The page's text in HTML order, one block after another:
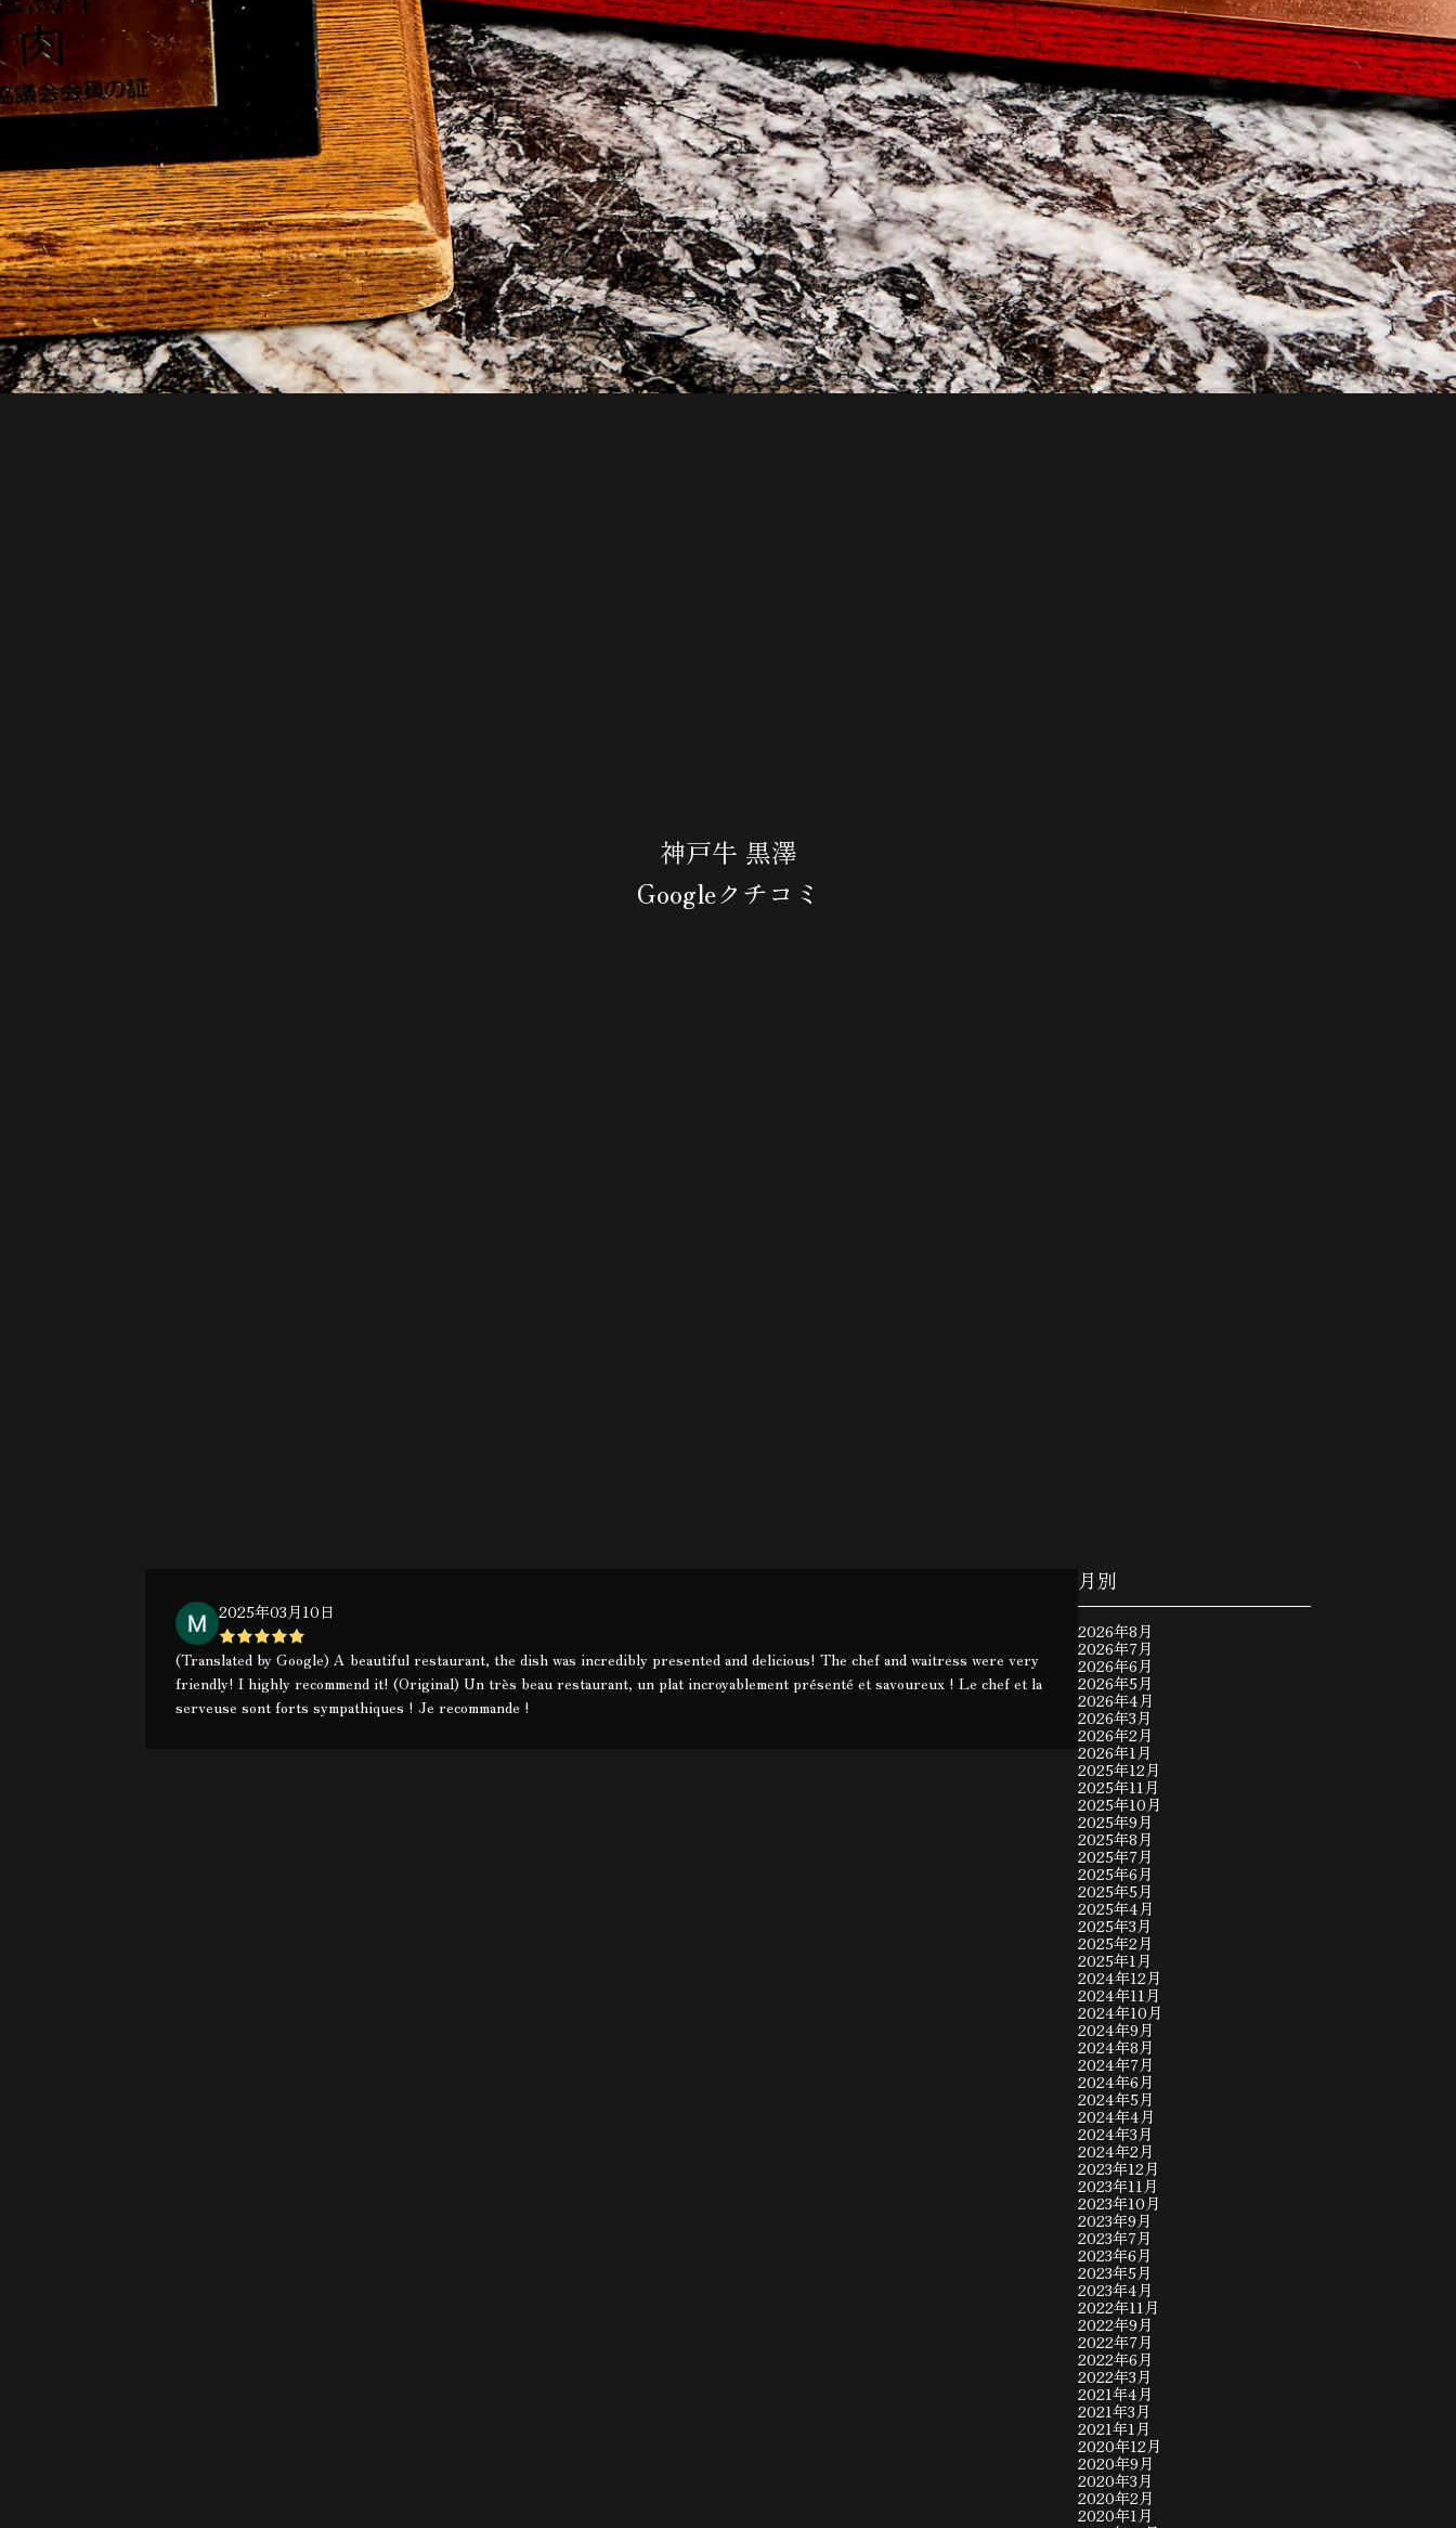
神戸牛 黒澤
Googleクチコミ
2025年03月10日
(Translated by Google) A beautiful restaurant, the dish was incredibly presented and delicious! The chef and waitress were very
friendly! I highly recommend it! (Original) Un très beau restaurant, un plat incroyablement présenté et savoureux ! Le chef et la
serveuse sont forts sympathiques ! Je recommande !
月別
2026年8月
2026年7月
2026年6月
2026年5月
2026年4月
2026年3月
2026年2月
2026年1月
2025年12月
2025年11月
2025年10月
2025年9月
2025年8月
2025年7月
2025年6月
2025年5月
2025年4月
2025年3月
2025年2月
2025年1月
2024年12月
2024年11月
2024年10月
2024年9月
2024年8月
2024年7月
2024年6月
2024年5月
2024年4月
2024年3月
2024年2月
2023年12月
2023年11月
2023年10月
2023年9月
2023年7月
2023年6月
2023年5月
2023年4月
2022年11月
2022年9月
2022年7月
2022年6月
2022年3月
2021年4月
2021年3月
2021年1月
2020年12月
2020年9月
2020年3月
2020年2月
2020年1月